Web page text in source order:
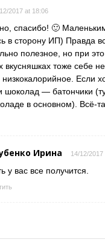
2017 at 18:06
спасибо! 🙂
в сторону ИП) Правда
полезное, но при
вкусняшках тоже себе
Если
шоколад — батончики
в основном). Всё-
Ирина 14/12/2017
у вас все получится.